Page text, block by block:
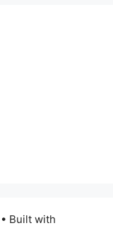
• Built with